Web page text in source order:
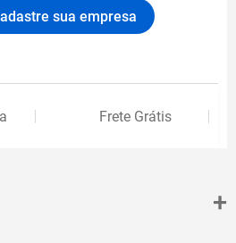
sua empresa
Frete Grátis
+